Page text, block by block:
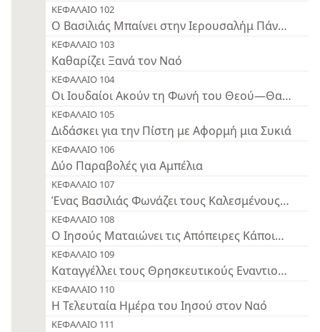
ΚΕΦΑΛΑΙΟ 102
Ο Βασιλιάς Μπαίνει στην Ιερουσαλήμ Πάνω σε
ΚΕΦΑΛΑΙΟ 103
Καθαρίζει Ξανά τον Ναό
ΚΕΦΑΛΑΙΟ 104
Οι Ιουδαίοι Ακούν τη Φωνή του Θεού—Θα
ΚΕΦΑΛΑΙΟ 105
Διδάσκει για την Πίστη με Αφορμή μια Συκιά
ΚΕΦΑΛΑΙΟ 106
Δύο Παραβολές για Αμπέλια
ΚΕΦΑΛΑΙΟ 107
Ένας Βασιλιάς Φωνάζει τους Καλεσμένους στο
ΚΕΦΑΛΑΙΟ 108
Ο Ιησούς Ματαιώνει τις Απόπειρες Κάποιων να
ΚΕΦΑΛΑΙΟ 109
Καταγγέλλει τους Θρησκευτικούς
ΚΕΦΑΛΑΙΟ 110
Η Τελευταία Ημέρα του Ιησού στον Ναό
ΚΕΦΑΛΑΙΟ 111